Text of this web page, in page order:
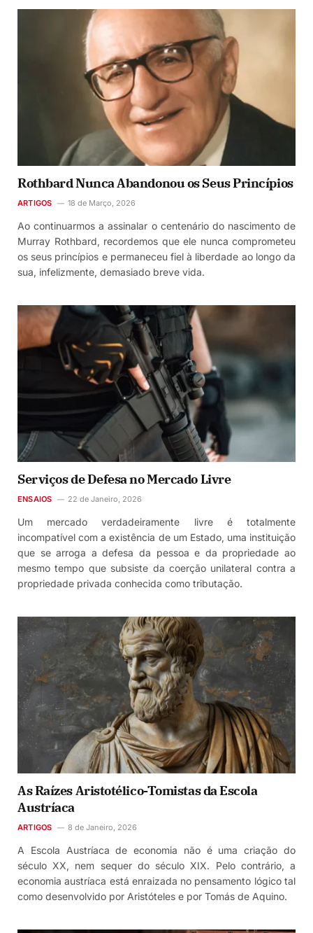
Rothbard Nunca Abandonou os Seus Princípios
ARTIGOS 18 de Março, 2026
Ao continuarmos a assinalar o centenário do nascimento de
Murray Rothbard, recordemos que ele nunca comprometeu
os seus princípios e permaneceu fiel à liberdade ao longo da
sua, infelizmente, demasiado breve vida.
Serviços de Defesa no Mercado Livre
ENSAIOS 22 de Janeiro, 2026
Um mercado verdadeiramente livre é totalmente
incompatível com a existência de um Estado, uma instituição
que se arroga a defesa da pessoa e da propriedade ao
mesmo tempo que subsiste da coerção unilateral contra a
propriedade privada conhecida como tributação.
As Raízes Aristotélico-Tomistas da Escola
Austríaca
ARTIGOS 8 de Janeiro, 2026
A Escola Austríaca de economia não é uma criação do
século XX, nem sequer do século XIX. Pelo contrário, a
economia austríaca está enraizada no pensamento lógico tal
como desenvolvido por Aristóteles e por Tomás de Aquino.